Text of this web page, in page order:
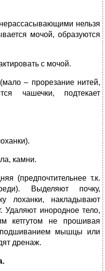
нельзя
мочой, образуются
с мочой.
– прорезание нитей,
чашечки, подтекает
камни.
(предпочтительнее т.к.
Выделяют почку,
лоханки, накладывают
Удаляют инородное тело,
кетгутом не прошивая
подшиванием мышцы или
дренаж.